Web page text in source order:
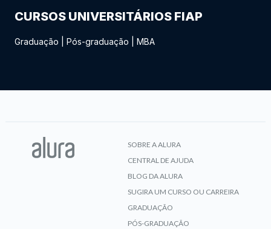
CURSOS UNIVERSITÁRIOS FIAP
Graduação Pós-graduação MBA
SOBRE A ALURA
CENTRAL DE AJUDA
BLOG DA ALURA
SUGIRA UM CURSO OU CARREIRA
GRADUAÇÃO
PÓS-GRADUAÇÃO